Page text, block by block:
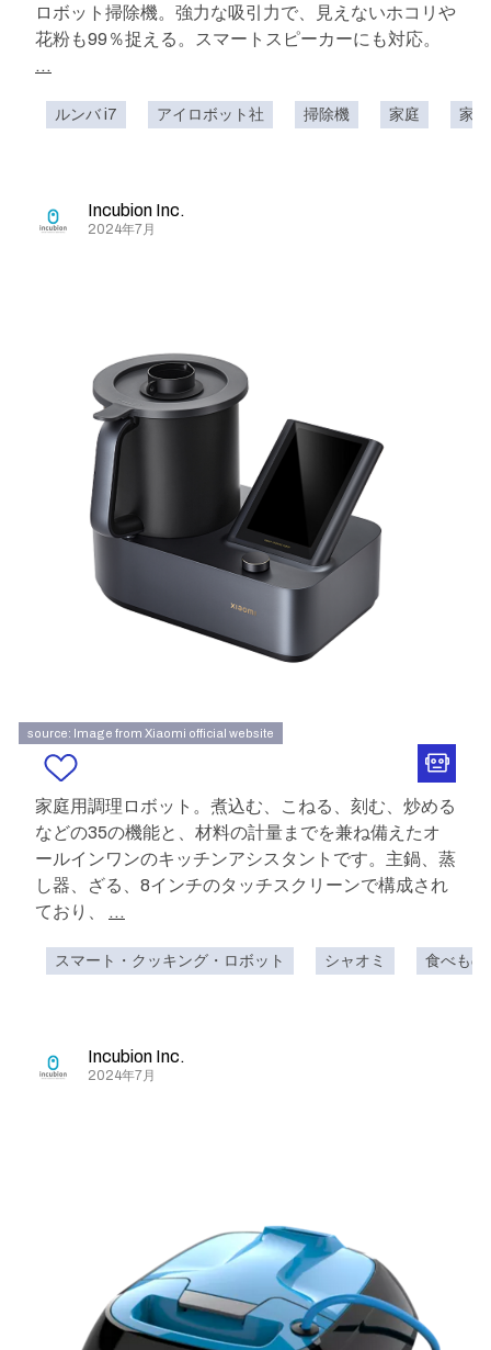
ロボット掃除機。強力な吸引力で、見えないホコリや
花粉も99％捉える。スマートスピーカーにも対応。
...
ルンバ i7 アイロボット社 掃除機 家庭 家
Incubion Inc.
2024年7月
source: Image from Xiaomi official website
家庭用調理ロボット。煮込む、こねる、刻む、炒める
などの35の機能と、材料の計量までを兼ね備えたオ
ールインワンのキッチンアシスタントです。主鍋、蒸
し器、ざる、8インチのタッチスクリーンで構成され
ており、
...
スマート・クッキング・ロボット シャオミ 食べもの
Incubion Inc.
2024年7月